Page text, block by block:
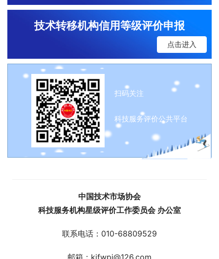
技术转移机构信用等级评价申报
点击进入
扫码关注
科技服务评价公共平台
中国技术市场协会
科技服务机构星级评价工作委员会 办公室
联系电话：010-68809529